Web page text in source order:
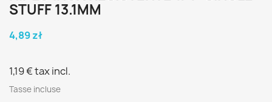
STUFF 13.1MM
4,89 zł
1,19 €tax incl.
Tasse incluse